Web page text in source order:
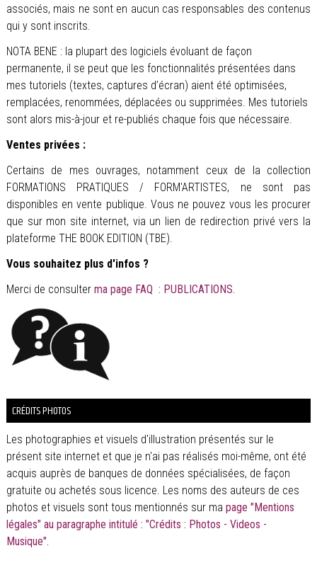
associés, mais ne sont en aucun cas responsables des contenus
qui y sont inscrits.
NOTA BENE : la plupart des logiciels évoluant de façon
permanente, il se peut que les fonctionnalités présentées dans
mes tutoriels (textes, captures d’écran) aient été optimisées,
remplacées, renommées, déplacées ou supprimées. Mes tutoriels
sont alors mis-à-jour et re-publiés chaque fois que nécessaire.
Ventes privées :
Certains de mes ouvrages, notamment ceux de la collection
FORMATIONS PRATIQUES / FORM'ARTISTES, ne sont pas
disponibles en vente publique. Vous ne pouvez vous les procurer
que sur mon site internet, via un lien de redirection privé vers la
plateforme THE BOOK EDITION (TBE).
Vous souhaitez plus d'infos ?
Merci de consulter ma page FAQ : PUBLICATIONS.
CRÉDITS PHOTOS
Les photographies et visuels d'illustration présentés sur le
présent site internet et que je n'ai pas réalisés moi-même, ont été
acquis auprès de banques de données spécialisées, de façon
gratuite ou achetés sous licence. Les noms des auteurs de ces
photos et visuels sont tous mentionnés sur ma page "Mentions
légales" au paragraphe intitulé : "Crédits : Photos - Videos -
Musique".